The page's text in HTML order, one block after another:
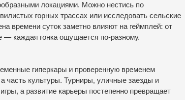
локациями. Можно нестись по
горных трассах или исследовать сельские
времени суток заметно влияют на геймплей: от
каждая гонка ощущается по-разному.
гиперкары и проверенную временем
часть культуры. Турниры, уличные заезды и
а развитие карьеры постепенно превращает